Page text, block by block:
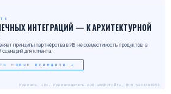
ИНТЕГРАЦИЙ — К АРХИТЕКТУРНОЙ
принципы партнёрства в ИБ: не совместимость продуктов, а
сценарий для клиента.
НОВЫЕ ПРИНЦИПЫ →
Реклама. 18+. Рекламодатель ООО «ЮЗЕРГЕЙТ», ИНН 5408308256